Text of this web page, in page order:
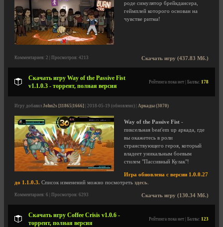
роде симулятор брейкдансера,
геймплей которого основан на
чувстве ритма!
Скачать игру (437.83 Мб.)
Комментариев: 2 | Просмотров: 4213
Скачать игру Way of the Passive Fist
v1.1.0.3 - торрент, полная версия
Рейтинга пока нет | Баллы: 178
Игру добавил John2s [11865|1666] | 2018-05-19 (обновлено) | Аркады (3070)
Way of the Passive Fist -
пиксельная beat'em up аркада, где
вы окажетесь в роли
странствующего героя, который
владеет уникальным боевым
стилем "Пассивный Кулак"!
Игра обновлена с версии 1.0.0.27
до 1.1.0.3. Список изменений можно посмотреть здесь
Скачать игру (130.34 Мб.)
Комментариев: 6 | Просмотров: 6293
Скачать игру Coffee Crisis v1.0.6 -
торрент, полная версия
Рейтинга пока нет | Баллы: 123